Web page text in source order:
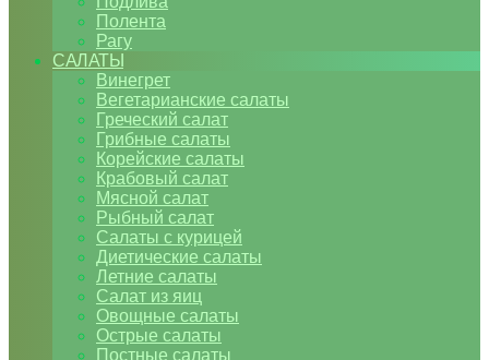
Полента
Рагу
САЛАТЫ
Винегрет
Вегетарианские салаты
Греческий салат
Грибные салаты
Корейские салаты
Крабовый салат
Мясной салат
Рыбный салат
Салаты с курицей
Диетические салаты
Летние салаты
Салат из яиц
Овощные салаты
Острые салаты
Постные салаты